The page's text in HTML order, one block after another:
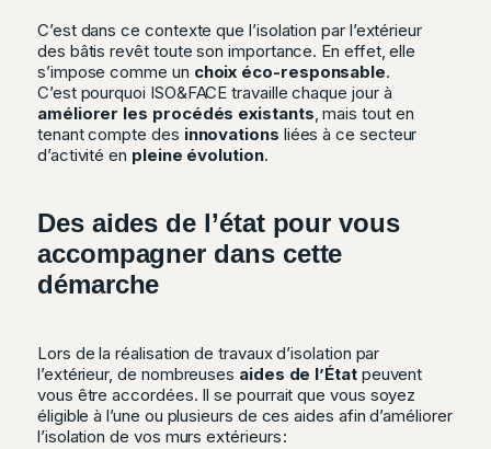
C’est dans ce contexte que l’isolation par l’extérieur
des bâtis revêt toute son importance. En effet, elle
s’impose comme un choix éco-responsable.
C’est pourquoi ISO&FACE travaille chaque jour à
améliorer les procédés existants, mais tout en
tenant compte des innovations liées à ce secteur
d’activité en pleine évolution.
Des aides de l’état pour vous
accompagner dans cette
démarche
Lors de la réalisation de travaux d’isolation par
l’extérieur, de nombreuses aides de l’Étatpeuvent
vous être accordées. Il se pourrait que vous soyez
éligible à l’une ou plusieurs de ces aides afin d’améliorer
l’isolation de vos murs extérieurs :